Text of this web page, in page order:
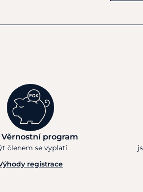
Věrnostní program
členem se vyplatí
registrace